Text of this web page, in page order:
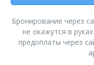
Бронирование через
не окажутся в
предоплаты через